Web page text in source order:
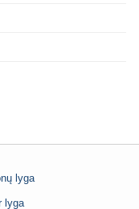
lyga
lyga